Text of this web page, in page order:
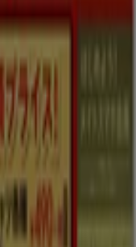
ングを改革するIT企